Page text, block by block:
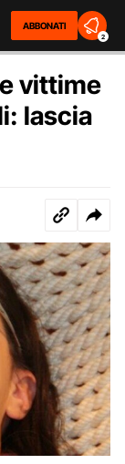
ABBONATI
2
vittime
lascia